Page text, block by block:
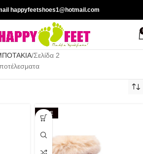
happyfeetshoes1@hotmail.com
Σελίδα 2
SALE